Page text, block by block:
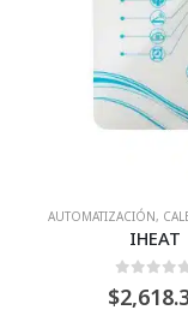
10,228.83 – $